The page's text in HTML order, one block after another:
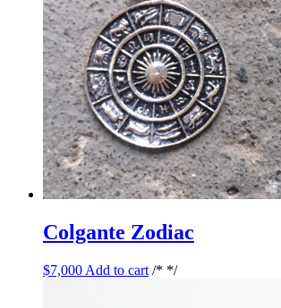
Colgante Zodiac
$7,000 Add to cart /* */